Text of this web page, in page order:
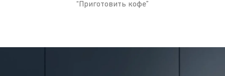
“Приготовить кофе”